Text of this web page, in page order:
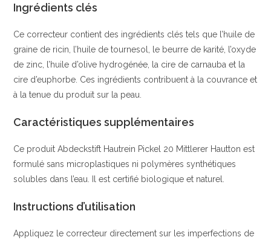
Ingrédients clés
Ce correcteur contient des ingrédients clés tels que l’huile de
graine de ricin, l’huile de tournesol, le beurre de karité, l’oxyde
de zinc, l’huile d’olive hydrogénée, la cire de carnauba et la
cire d’euphorbe. Ces ingrédients contribuent à la couvrance et
à la tenue du produit sur la peau.
Caractéristiques supplémentaires
Ce produit Abdeckstift Hautrein Pickel 20 Mittlerer Hautton est
formulé sans microplastiques ni polymères synthétiques
solubles dans l’eau. Il est certifié biologique et naturel.
Instructions d’utilisation
Appliquez le correcteur directement sur les imperfections de